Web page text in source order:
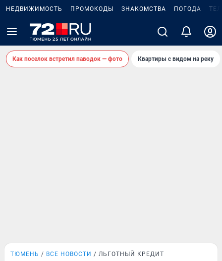
НЕДВИЖИМОСТЬ ПРОМОКОДЫ ЗНАКОМСТВА ПОГОДА
Как поселок встретил паводок — фото Квартиры с видом на реку
ТЮМЕНЬ ВСЕ НОВОСТИ ЛЬГОТНЫЙ КРЕДИТ